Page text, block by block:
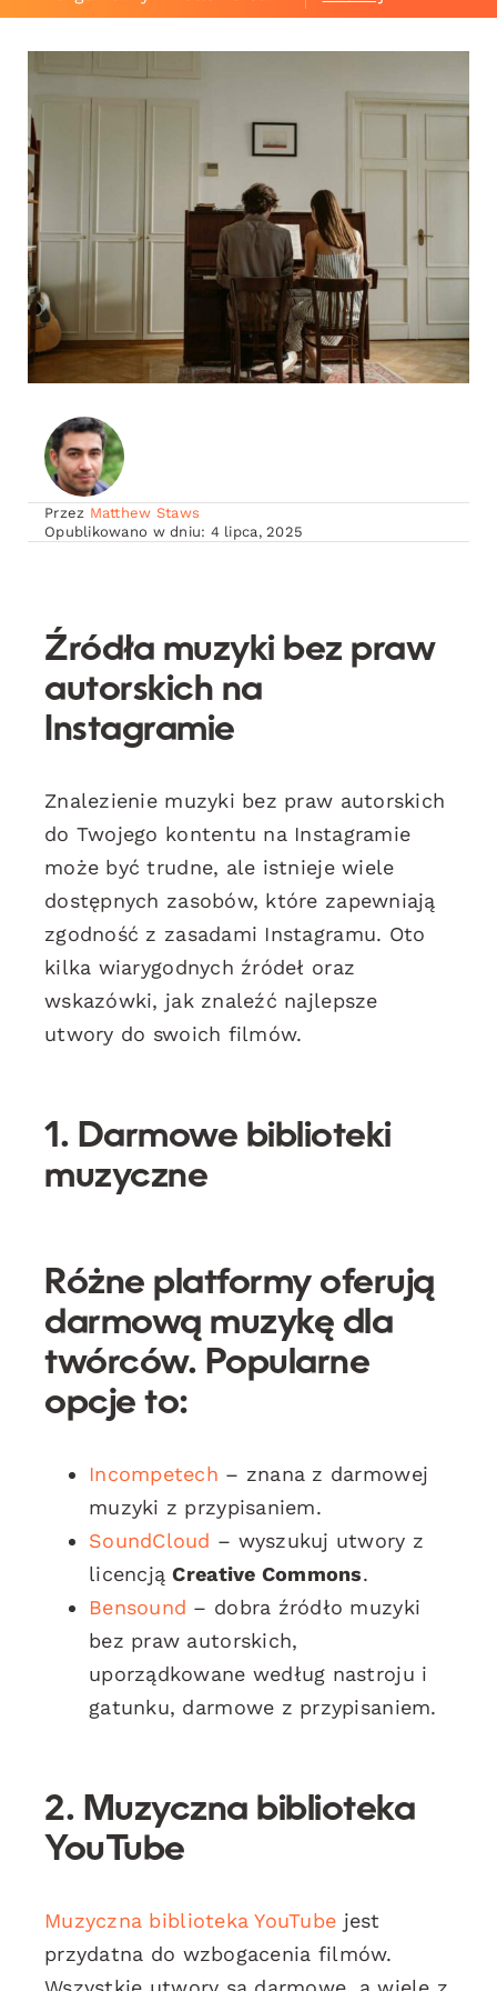
Przez Matthew Staws
Opublikowano w dniu: 4 lipca, 2025
Źródła muzyki bez praw
autorskich na
Instagramie
Znalezienie muzyki bez praw autorskich
do Twojego kontentu na Instagramie
może być trudne, ale istnieje wiele
dostępnych zasobów, które zapewniają
zgodność z zasadami Instagramu. Oto
kilka wiarygodnych źródeł oraz
wskazówki, jak znaleźć najlepsze
utwory do swoich filmów.
1. Darmowe biblioteki
muzyczne
Różne platformy oferują
darmową muzykę dla
twórców. Popularne
opcje to:
Incompetech – znana z darmowej
muzyki z przypisaniem.
SoundCloud – wyszukuj utwory z
licencjąCreative Commons.
Bensound – dobra źródło muzyki
bez praw autorskich,
uporządkowane według nastroju i
gatunku, darmowe z przypisaniem.
2. Muzyczna biblioteka
YouTube
Muzyczna biblioteka YouTube jest
przydatna do wzbogacenia filmów.